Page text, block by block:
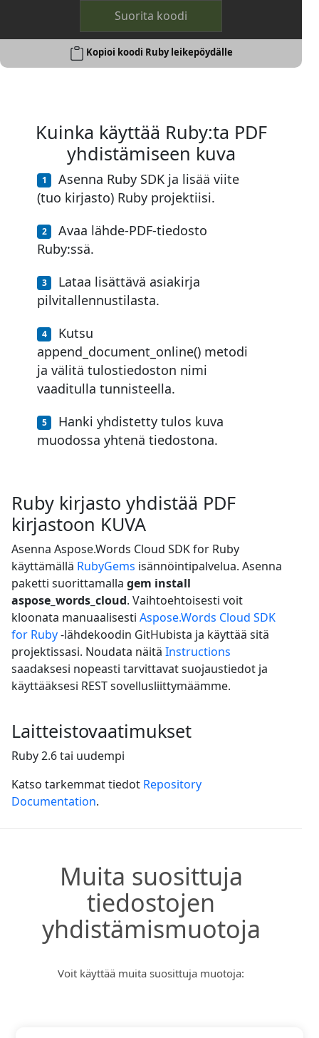
Suorita koodi
Kopioi koodi Ruby leikepöydälle
Kuinka käyttää Ruby:ta PDF
yhdistämiseen kuva
Asenna Ruby SDK ja lisää viite
(tuo kirjasto) Ruby projektiisi.
Avaa lähde-PDF-tiedosto
Ruby:ssä.
Lataa lisättävä asiakirja
pilvitallennustilasta.
Kutsu
append_document_online() metodi
ja välitä tulostiedoston nimi
vaaditulla tunnisteella.
Hanki yhdistetty tulos kuva
muodossa yhtenä tiedostona.
Ruby kirjasto yhdistää PDF
kirjastoon KUVA
Asenna Aspose.Words Cloud SDK for Ruby
käyttämällä RubyGems isännöintipalvelua. Asenna
paketti suorittamalla gem install
aspose_words_cloud. Vaihtoehtoisesti voit
kloonata manuaalisesti Aspose.Words Cloud SDK
for Ruby-lähdekoodin GitHubista ja käyttää sitä
projektissasi. Noudata näitä Instructions
saadaksesi nopeasti tarvittavat suojaustiedot ja
käyttääksesi REST sovellusliittymäämme.
Laitteistovaatimukset
Ruby 2.6 tai uudempi
Katso tarkemmat tiedot Repository
Documentation.
Muita suosittuja
tiedostojen
yhdistämismuotoja
Voit käyttää muita suosittuja muotoja: